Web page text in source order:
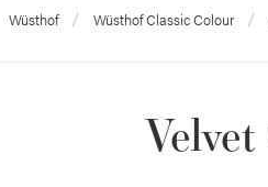
Wüsthof Wüsthof Classic Colour